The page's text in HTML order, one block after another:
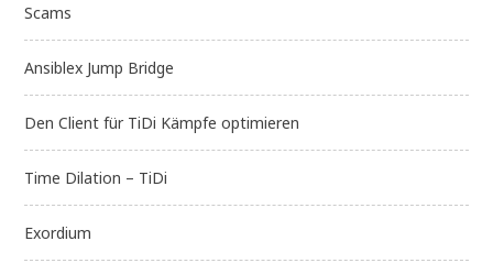
Scams
Ansiblex Jump Bridge
Den Client für TiDi Kämpfe optimieren
Time Dilation – TiDi
Exordium